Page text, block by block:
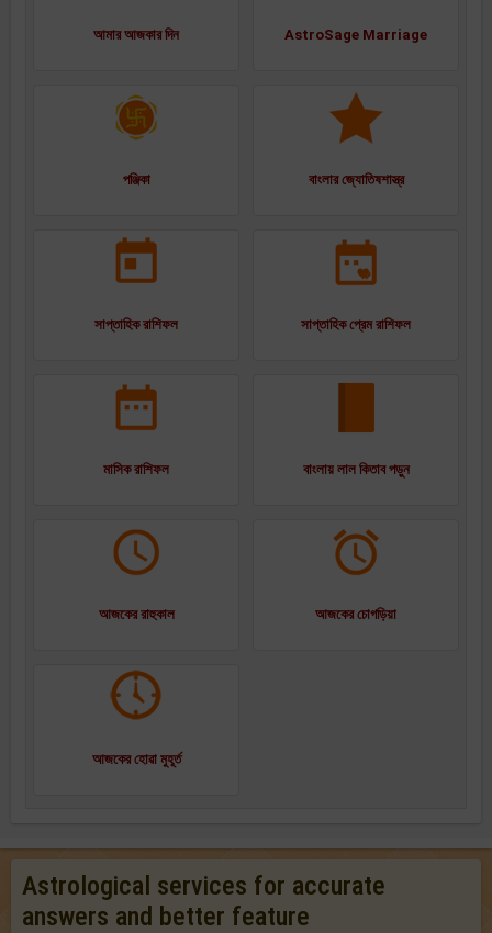
আমার আজকার দিন AstroSage Marriage
পঞ্জিকা বাংলার জ্যোতিষশাস্ত্র
সাপ্তাহিক রাশিফল সাপ্তাহিক প্রেম রাশিফল
মাসিক রাশিফল বাংলায় লাল কিতাব পড়ুন
আজকের রাহুকাল আজকের চোগড়িয়া
আজকের হোৱা মুহূর্ত
Astrological services for accurate
answers and better feature